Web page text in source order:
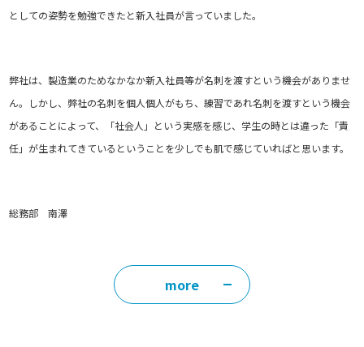
としての姿勢を勉強できたと新入社員が言っていました。
弊社は、製造業のためなかなか新入社員等が名刺を渡すという機会がありませ
ん。しかし、弊社の名刺を個人個人がもち、練習であれ名刺を渡すという機会
があることによって、「社会人」という実感を感じ、学生の時とは違った「責
任」が生まれてきているということを少しでも肌で感じていればと思います。
総務部 南澤
more